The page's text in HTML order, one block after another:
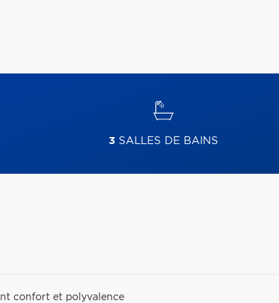
3SALLES DE BAINS
confort et polyvalence